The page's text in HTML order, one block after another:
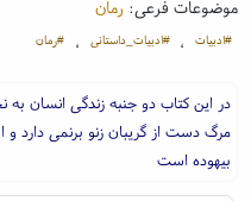
موضوعات فرعی: رمان
#ادبیات ، #ادبیات_داستانی ، #رمان
در این کتاب دو جنبه زندگی انسان
مرگ دست از گریبان زنو برنمی دارد و
بیهوده است